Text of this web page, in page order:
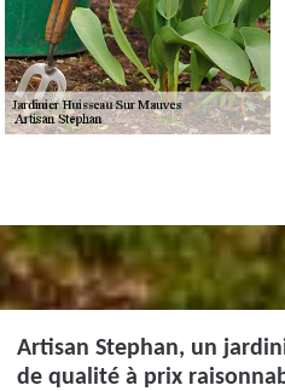
Artisan Stephan, un
de qualité à prix